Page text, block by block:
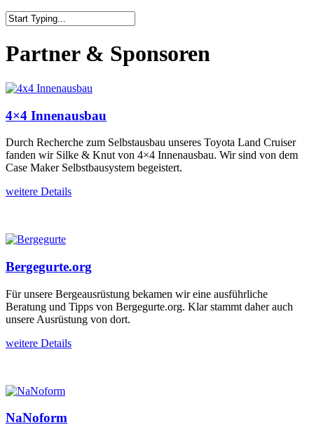
Partner & Sponsoren
4×4 Innenausbau
Durch Recherche zum Selbstausbau unseres Toyota Land Cruiser
fanden wir Silke & Knut von 4×4 Innenausbau. Wir sind von dem
Case Maker Selbstbausystem begeistert.
weitere Details
Bergegurte.org
Für unsere Bergeausrüstung bekamen wir eine ausführliche
Beratung und Tipps von Bergegurte.org. Klar stammt daher auch
unsere Ausrüstung von dort.
weitere Details
NaNoform